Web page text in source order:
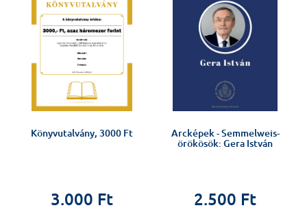
Könyvutalvány, 3000 Ft
3.000 Ft
Arcképek - Semmelweis-
örökösök: Gera István
2.500 Ft